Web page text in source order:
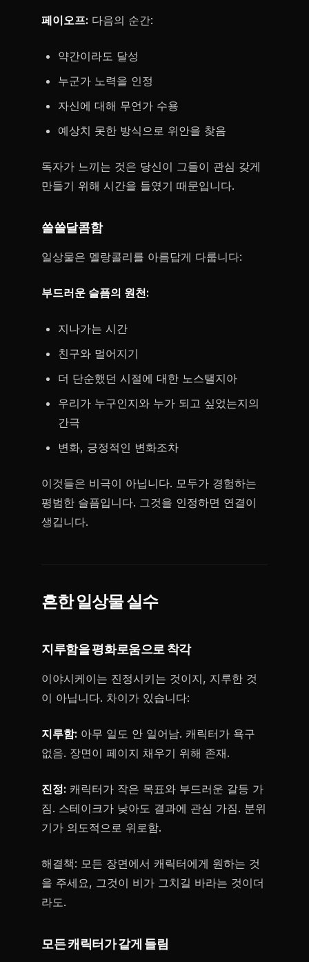
페이오프: 다음의 순간:
약간이라도 달성
누군가 노력을 인정
자신에 대해 무언가 수용
예상치 못한 방식으로 위안을 찾음
독자가 느끼는 것은 당신이 그들이 관심 갖게
만들기 위해 시간을 들였기 때문입니다.
쓸쓸달콤함
일상물은 멜랑콜리를 아름답게 다룹니다:
부드러운 슬픔의 원천:
지나가는 시간
친구와 멀어지기
더 단순했던 시절에 대한 노스탤지아
우리가 누구인지와 누가 되고 싶었는지의
간극
변화, 긍정적인 변화조차
이것들은 비극이 아닙니다. 모두가 경험하는
평범한 슬픔입니다. 그것을 인정하면 연결이
생깁니다.
흔한 일상물 실수
지루함을 평화로움으로 착각
이야시케이는 진정시키는 것이지, 지루한 것
이 아닙니다. 차이가 있습니다:
지루함: 아무 일도 안 일어남. 캐릭터가 욕구
없음. 장면이 페이지 채우기 위해 존재.
진정: 캐릭터가 작은 목표와 부드러운 갈등 가
짐. 스테이크가 낮아도 결과에 관심 가짐. 분위
기가 의도적으로 위로함.
해결책: 모든 장면에서 캐릭터에게 원하는 것
을 주세요, 그것이 비가 그치길 바라는 것이더
라도.
모든 캐릭터가 같게 들림